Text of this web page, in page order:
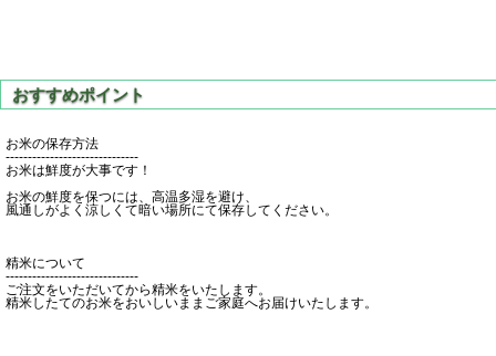
お米の保存方法
------------------------------
お米は鮮度が大事です！
お米の鮮度を保つには、高温多湿を避け、
風通しがよく涼しくて暗い場所にて保存してください。
精米について
------------------------------
ご注文をいただいてから精米をいたします。
精米したてのお米をおいしいままご家庭へお届けいたします。